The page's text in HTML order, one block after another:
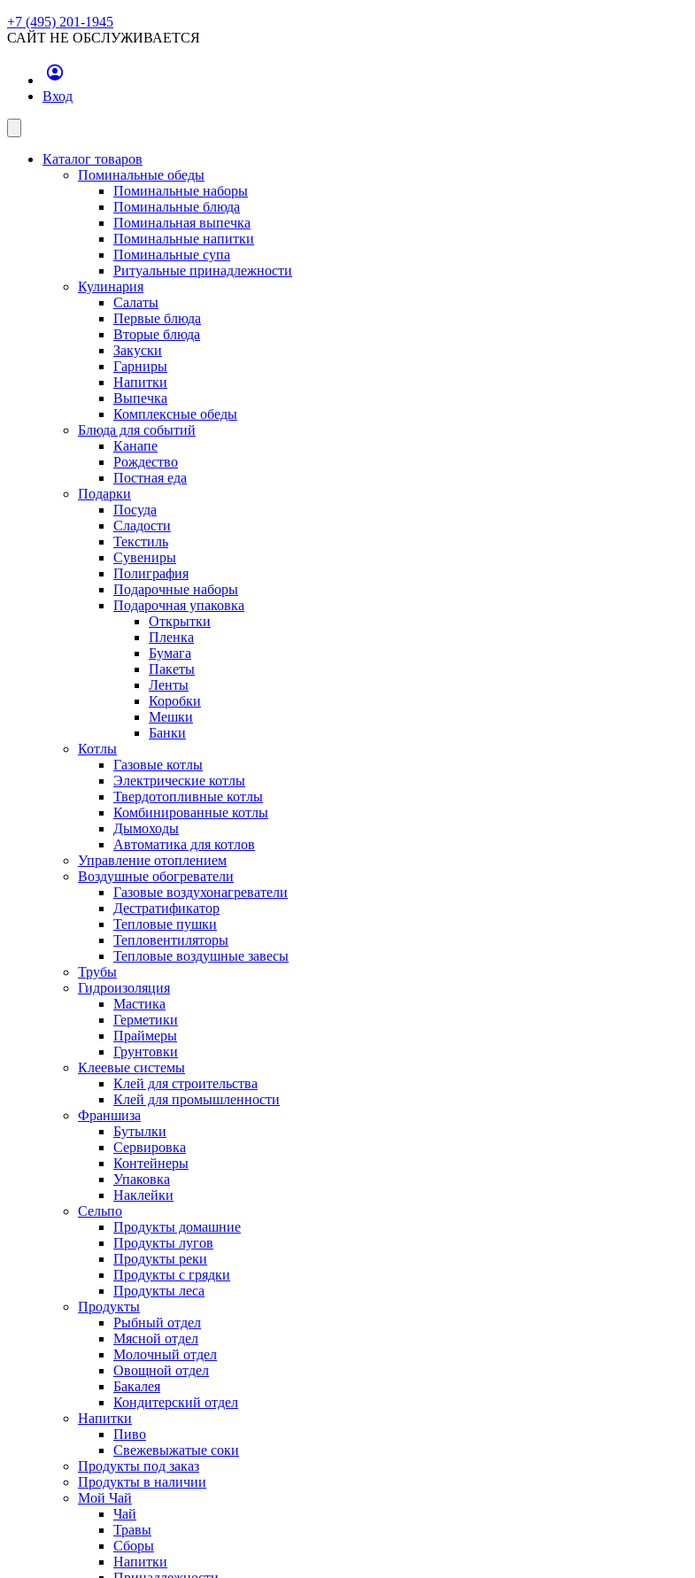
+7 (495) 201-1945
САЙТ НЕ ОБСЛУЖИВАЕТСЯ
Вход
Каталог товаров
Поминальные обеды
Поминальные наборы
Поминальные блюда
Поминальная выпечка
Поминальные напитки
Поминальные супа
Ритуальные принадлежности
Кулинария
Салаты
Первые блюда
Вторые блюда
Закуски
Гарниры
Напитки
Выпечка
Комплексные обеды
Блюда для событий
Канапе
Рождество
Постная еда
Подарки
Посуда
Сладости
Текстиль
Сувениры
Полиграфия
Подарочные наборы
Подарочная упаковка
Открытки
Пленка
Бумага
Пакеты
Ленты
Коробки
Мешки
Банки
Котлы
Газовые котлы
Электрические котлы
Твердотопливные котлы
Комбинированные котлы
Дымоходы
Автоматика для котлов
Управление отоплением
Воздушные обогреватели
Газовые воздухонагреватели
Дестратификатор
Тепловые пушки
Тепловентиляторы
Тепловые воздушные завесы
Трубы
Гидроизоляция
Мастика
Герметики
Праймеры
Грунтовки
Клеевые системы
Клей для строительства
Клей для промышленности
Франшиза
Бутылки
Сервировка
Контейнеры
Упаковка
Наклейки
Сельпо
Продукты домашние
Продукты лугов
Продукты реки
Продукты с грядки
Продукты леса
Продукты
Рыбный отдел
Мясной отдел
Молочный отдел
Овощной отдел
Бакалея
Кондитерский отдел
Напитки
Пиво
Cвежевыжатые соки
Продукты под заказ
Продукты в наличии
Мой Чай
Чай
Травы
Сборы
Напитки